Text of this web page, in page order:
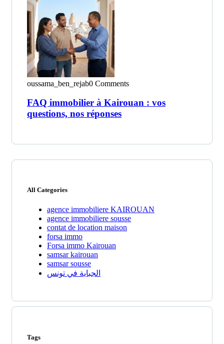
oussama_ben_rejab0 Comments
FAQ immobilier à Kairouan : vos
questions, nos réponses
All Categories
agence immobiliere KAIROUAN
agence immobiliere sousse
contat de location maison
forsa immo
Forsa immo Kairouan
samsar kairouan
samsar sousse
الجباية في تونس
Tags